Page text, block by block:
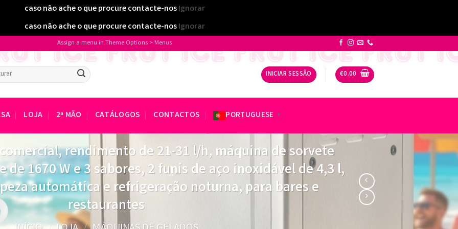
caso não ache o que procure contacte-nosIgnorar
caso não ache o que procure contacte-nosIgnorar
Assign a menu in Theme Options > Menus
INICIAR SESSÃO €0.00
LOJA 2ª MÃO CATÁLOGOS CONTACTOS PORTUGUESE ▼
rendimento de 21-31 l/h, máquina de sorvete
1670 W e 3 sabores, 2 funis de aço inoxidável de 4,3 l,
automática e refrigeração noturna, para bares e
restaurantes